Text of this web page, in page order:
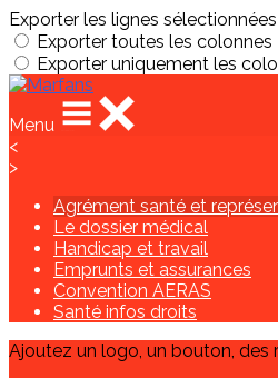
Exporter les lignes sélectionnées
Exporter toutes les colonnes
Exporter uniquement les
Menu
<
>
Agrément santé et
Le dossier médical
Handicap et travail
Emprunts et assurances
Convention AERAS
Santé infos droits
Ajoutez un logo, un bouton, des